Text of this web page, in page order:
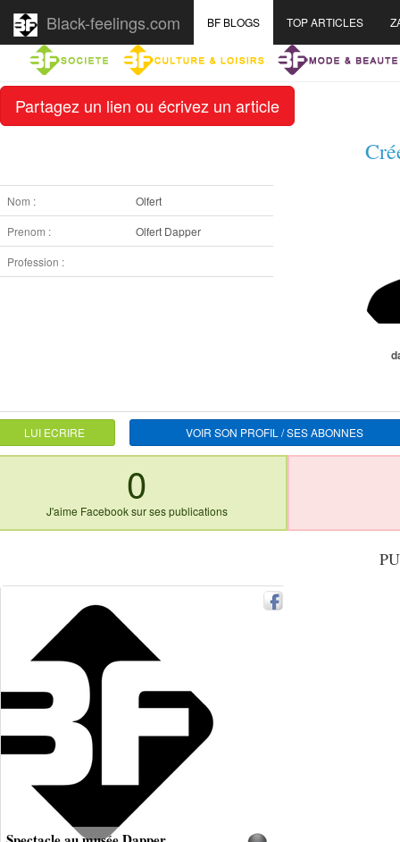
Partagez un lien ou écrivez un article
Black-feelings.com BF BLOGS TOP ARTICLES
Nom :
Olfert
Prenom :
Olfert Dapper
Profession :
LUI ECRIRE VOIR SON PROFIL / SES ABONNES
0
J'aime Facebook sur ses publications